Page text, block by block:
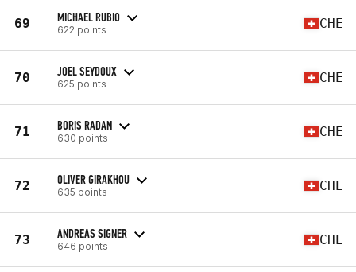
69 MICHAEL RUBIO
622 points CHE
70 JOEL SEYDOUX
625 points CHE
71 BORIS RADAN
630 points CHE
72 OLIVER GIRAKHOU
635 points CHE
73 ANDREAS SIGNER
646 points CHE